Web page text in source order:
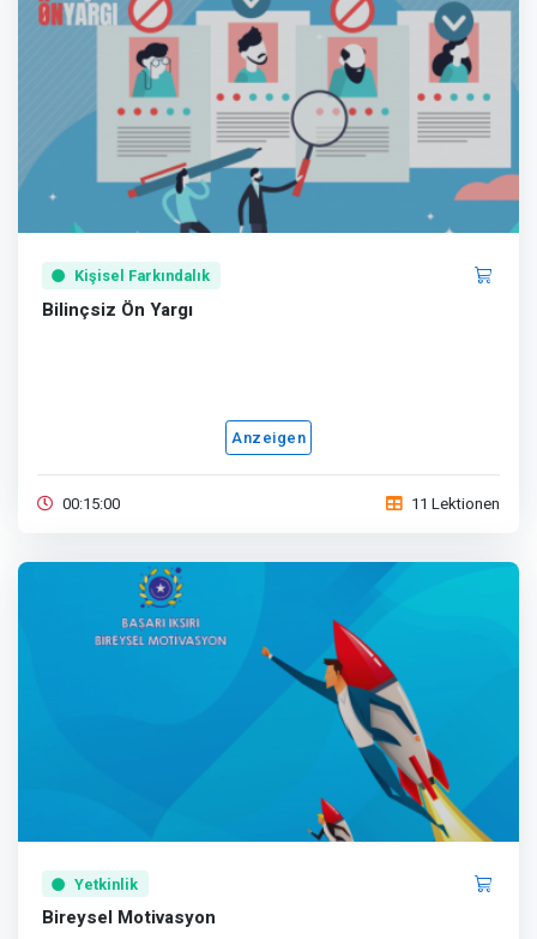
Kişisel Farkındalık
Bilinçsiz Ön Yargı
Anzeigen
00:15:00 11 Lektionen
Yetkinlik
Bireysel Motivasyon